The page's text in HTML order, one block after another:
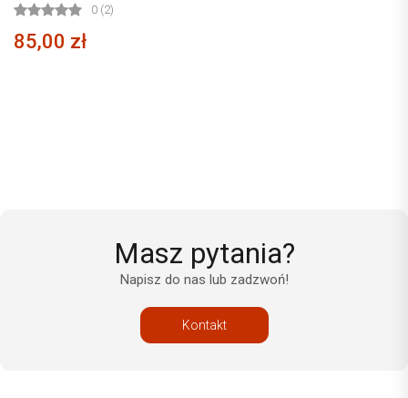
0 (2)
85,00 zł
Masz pytania?
Napisz do nas lub zadzwoń!
Kontakt